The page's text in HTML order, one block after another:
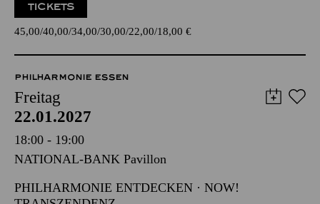
TICKETS
45,00 40,00 34,00 30,00 22,00 18,00 €
PHILHARMONIE ESSEN
Freitag
22.01.2027
18:00 - 19:00
NATIONAL-BANK Pavillon
PHILHARMONIE ENTDECKEN · NOW!